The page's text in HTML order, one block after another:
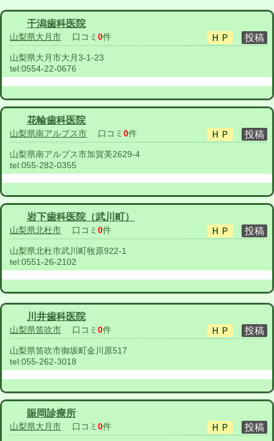
干潟歯科医院
山梨県大月市 口コミ 0件
山梨県大月市大月3-1-23
tel:0554-22-0676
花輪歯科医院
山梨県南アルプス市 口コミ 0件
山梨県南アルプス市加賀美2629-4
tel:055-282-0355
岩下歯科医院（武川町）
山梨県北杜市 口コミ 0件
山梨県北杜市武川町牧原922-1
tel:0551-26-2102
川井歯科医院
山梨県笛吹市 口コミ 0件
山梨県笛吹市御坂町金川原517
tel:055-262-3018
賑岡診療所
山梨県大月市 口コミ 0件